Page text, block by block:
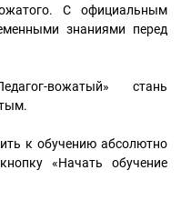
С официальным
знаниями перед
вожатый» стань
к обучению абсолютно
«Начать обучение